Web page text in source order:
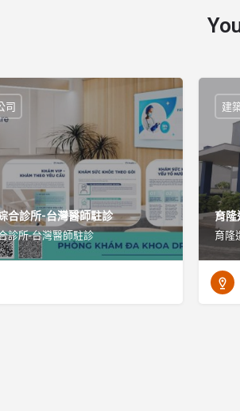
合診所-台灣醫師駐診
診所-台灣醫師駐診
司
育隆
育隆
建